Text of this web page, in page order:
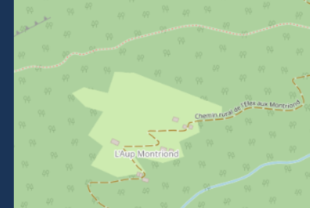
NOUS SUIVRE
Suivez-nous sur Facebook
Suivez-nous sur Instagram
Suivez-nous sur Youtube
Suivez-nous sur
Restez informés des événements, actualités et bons plans
à Morzine.
Je m'inscris